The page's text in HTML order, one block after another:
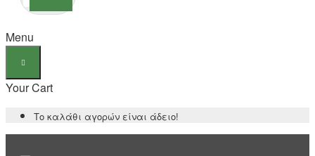
Menu
Your Cart
Το καλάθι αγορών είναι άδειο!